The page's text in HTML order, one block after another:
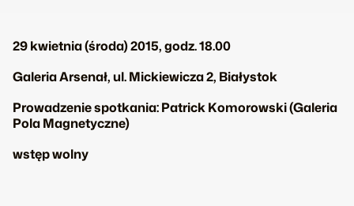
29 kwietnia (środa) 2015, godz. 18.00
Galeria Arsenał, ul. Mickiewicza 2, Białystok
Prowadzenie spotkania: Patrick Komorowski (Galeria
Pola Magnetyczne)
wstęp wolny